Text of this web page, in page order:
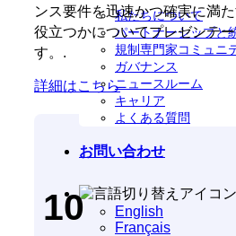
私たちについて
パートナーシップと
規制専門家コミュニ
ガバナンス
ニュースルーム
キャリア
よくある質問
お問い合わせ
English
Français
ンス要件を迅速かつ確実に満
役立つかについてプレゼンテ
す。.
詳細はこちら
10